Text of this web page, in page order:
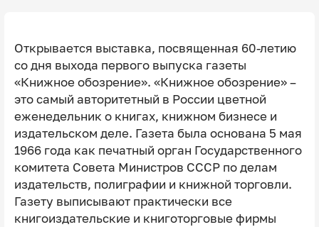
Открывается выставка, посвященная 60-летию
со дня выхода первого выпуска газеты
«Книжное обозрение». «Книжное обозрение» –
это самый авторитетный в России цветной
еженедельник о книгах, книжном бизнесе и
издательском деле. Газета была основана 5 мая
1966 года как печатный орган Государственного
комитета Совета Министров СССР по делам
издательств, полиграфии и книжной торговли.
Газету выписывают практически все
книгоиздательские и книготорговые фирмы